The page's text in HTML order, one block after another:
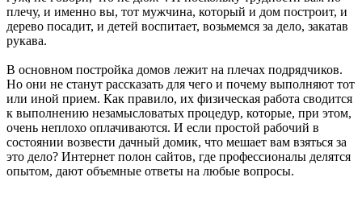
плечу, и именно вы, тот мужчина, который и дом построит, и
дерево посадит, и детей воспитает, возьмемся за дело, закатав
рукава.
В основном постройка домов лежит на плечах подрядчиков.
Но они не станут рассказать для чего и почему выполняют тот
или иной прием. Как правило, их физическая работа сводится
к выполнению незамысловатых процедур, которые, при этом,
очень неплохо оплачиваются. И если простой рабочий в
состоянии возвести дачный домик, что мешает вам взяться за
это дело? Интернет полон сайтов, где профессионалы делятся
опытом, дают объемные ответы на любые вопросы.